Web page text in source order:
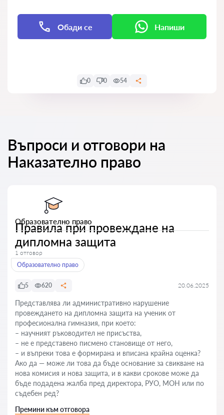
Обади се Напиши
0 0 54
Въпроси и отговори на
Наказателно право
Образователно право
Правила при провеждане на
дипломна защита
1 отговор
Образователно право
5 620 20.06.2025
Представлява ли административно нарушение
провеждането на дипломна защита на ученик от
професионална гимназия, при което:
– научният ръководител не присъства,
– не е представено писмено становище от него,
– и въпреки това е формирана и вписана крайна оценка?
Ако да — може ли това да бъде основание за свикване на
нова комисия и нова защита, и в какви срокове може да
бъде подадена жалба пред директора, РУО, МОН или по
съдебен ред?
Премини към отговора